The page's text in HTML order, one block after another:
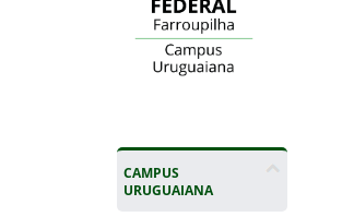
CAMPUS
URUGUAIANA